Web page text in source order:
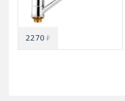
2270₽